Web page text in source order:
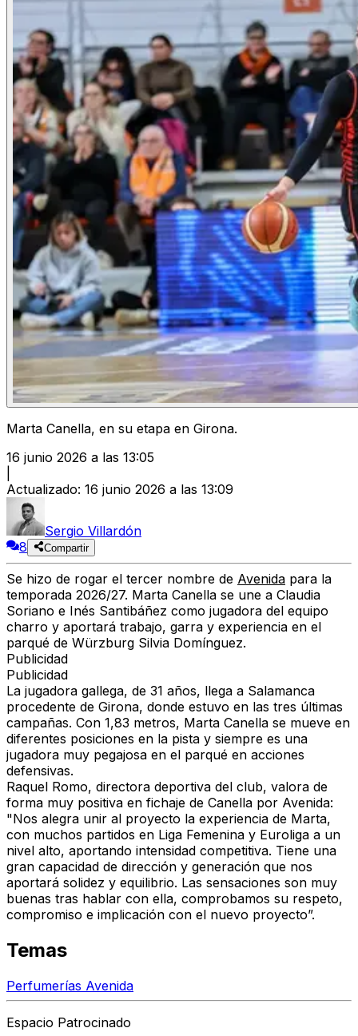
Marta Canella, en su etapa en Girona.
16 junio 2026 a las 13:05
Actualizado: 16 junio 2026 a las 13:09
Sergio Villardón
8
Compartir
Se hizo de rogar el tercer nombre de Avenida para la
temporada 2026/27. Marta Canella se une a Claudia
Soriano e Inés Santibáñez como jugadora del equipo
charro y aportará trabajo, garra y experiencia en el
parqué de Würzburg Silvia Domínguez.
Publicidad
Publicidad
La jugadora gallega, de 31 años, llega a Salamanca
procedente de Girona, donde estuvo en las tres últimas
campañas. Con 1,83 metros, Marta Canella se mueve en
diferentes posiciones en la pista y siempre es una
jugadora muy pegajosa en el parqué en acciones
defensivas.
Raquel Romo, directora deportiva del club, valora de
forma muy positiva en fichaje de Canella por Avenida:
"Nos alegra unir al proyecto la experiencia de Marta,
con muchos partidos en Liga Femenina y Euroliga a un
nivel alto, aportando intensidad competitiva. Tiene una
gran capacidad de dirección y generación que nos
aportará solidez y equilibrio. Las sensaciones son muy
buenas tras hablar con ella, comprobamos su respeto,
compromiso e implicación con el nuevo proyecto”.
Temas
Perfumerías Avenida
Espacio Patrocinado